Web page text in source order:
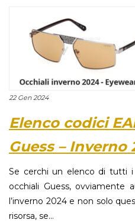
22 Gen 2024
Elenco codici
Guess – Inverno
Se cerchi un elenco di tutti i
occhiali Guess, ovviamente
l’inverno 2024 e non solo
risorsa, se...